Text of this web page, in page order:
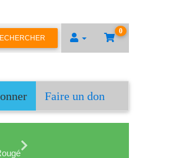
0
Faire un don